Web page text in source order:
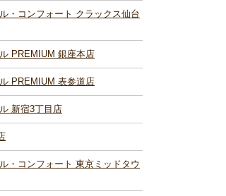
・コンフォート クラックス仙台
PREMIUM 銀座本店
PREMIUM 表参道店
新宿3丁目店
・コンフォート 東京ミッドタウ